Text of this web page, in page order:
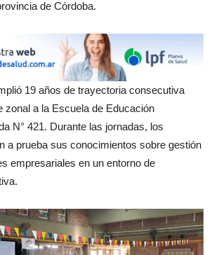
de Córdoba.
19 años de trayectoria consecutiva
zonal a la Escuela de Educación
N° 421. Durante las jornadas, los
a prueba sus conocimientos sobre gestión
empresariales en un entorno de